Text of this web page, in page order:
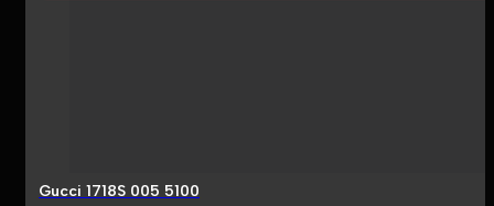
Gucci 1718S 005 5100